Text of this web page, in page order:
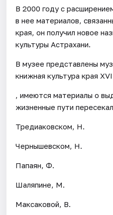
В 2000 году с
в нее материалов,
края, он получил новое
культуры Астрахани.
В музее представлены
книжная культура края
, имеются материалы о
жизненные пути
Тредиаковском, Н.
Чернышевском, Н.
Папаян, Ф.
Шаляпине, М.
Максаковой, В.